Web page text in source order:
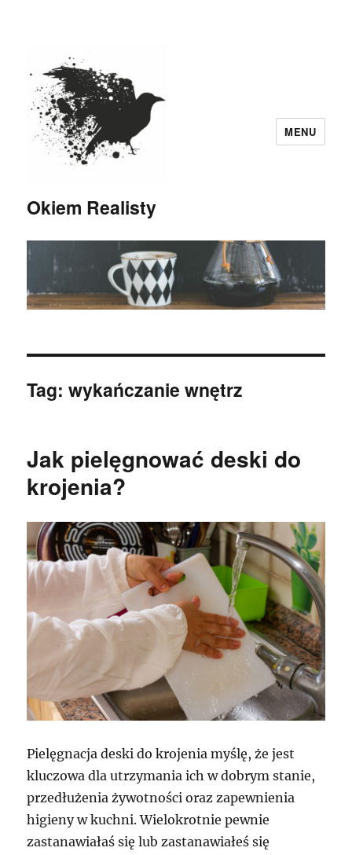
Okiem Realisty
MENU
Tag:wykańczanie wnętrz
Jak pielęgnować deski do
krojenia?
Pielęgnacja deski do krojenia myślę, że jest
kluczowa dla utrzymania ich w dobrym stanie,
przedłużenia żywotności oraz zapewnienia
higieny w kuchni. Wielokrotnie pewnie
zastanawiałaś się lub zastanawiałeś się